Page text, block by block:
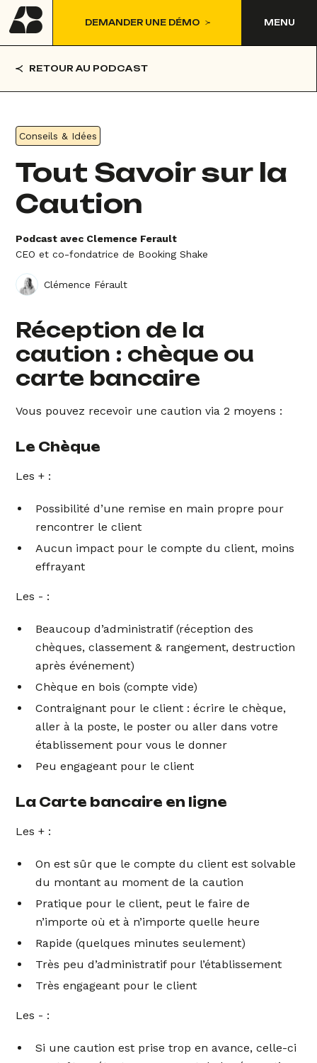
DEMANDER UNE DÉMO MENU
RETOUR AU PODCAST
Conseils & Idées
Tout Savoir sur la
Caution
Podcast avec Clemence Ferault
CEO et co-fondatrice de Booking Shake
Clémence Férault
Réception de la
caution : chèque ou
carte bancaire
Vous pouvez recevoir une caution via 2 moyens :
Le Chèque
Les + :
Possibilité d’une remise en main propre pour
rencontrer le client
Aucun impact pour le compte du client, moins
effrayant
Les - :
Beaucoup d’administratif (réception des
chèques, classement & rangement, destruction
après événement)
Chèque en bois (compte vide)
Contraignant pour le client : écrire le chèque,
aller à la poste, le poster ou aller dans votre
établissement pour vous le donner
Peu engageant pour le client
La Carte bancaire en ligne
Les + :
On est sûr que le compte du client est solvable
du montant au moment de la caution
Pratique pour le client, peut le faire de
n’importe où et à n’importe quelle heure
Rapide (quelques minutes seulement)
Très peu d’administratif pour l’établissement
Très engageant pour le client
Les - :
Si une caution est prise trop en avance, celle-ci